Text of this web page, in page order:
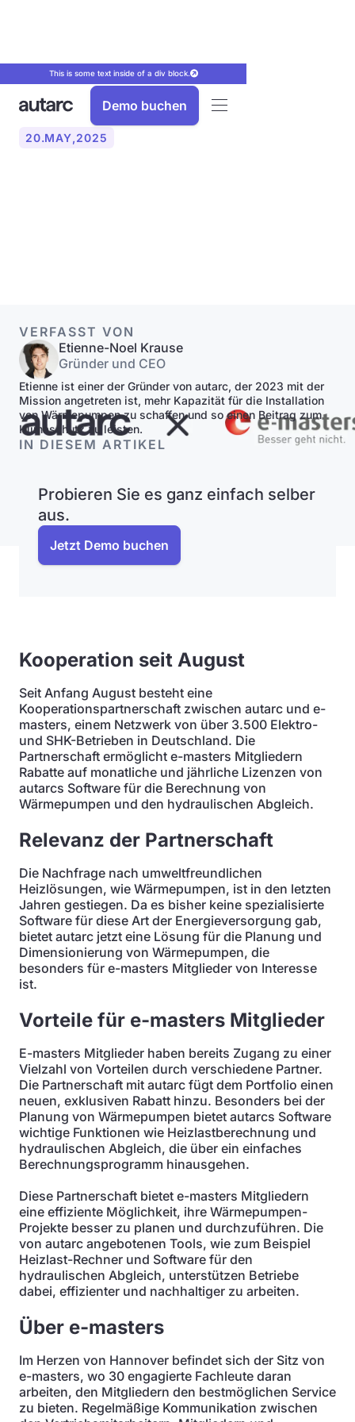
This is some text inside of a div block.
Demo buchen
20.MAY,2025
VERFASST VON
Etienne-Noel Krause
Gründer und CEO
Etienne ist einer der Gründer von autarc, der 2023 mit der
Mission angetreten ist, mehr Kapazität für die Installation
von Wärmepumpen zu schaffen und so einen Beitrag zum
Klimaschutz zu leisten.
IN DIESEM ARTIKEL
Probieren Sie es ganz einfach selber
aus.
Jetzt Demo buchen
Kooperation seit August
Seit Anfang August besteht eine
Kooperationspartnerschaft zwischen autarc und e-
masters, einem Netzwerk von über 3.500 Elektro-
und SHK-Betrieben in Deutschland. Die
Partnerschaft ermöglicht e-masters Mitgliedern
Rabatte auf monatliche und jährliche Lizenzen von
autarcs Software für die Berechnung von
Wärmepumpen und den hydraulischen Abgleich.
Relevanz der Partnerschaft
Die Nachfrage nach umweltfreundlichen
Heizlösungen, wie Wärmepumpen, ist in den letzten
Jahren gestiegen. Da es bisher keine spezialisierte
Software für diese Art der Energieversorgung gab,
bietet autarc jetzt eine Lösung für die Planung und
Dimensionierung von Wärmepumpen, die
besonders für e-masters Mitglieder von Interesse
ist.
Vorteile für e-masters Mitglieder
E-masters Mitglieder haben bereits Zugang zu einer
Vielzahl von Vorteilen durch verschiedene Partner.
Die Partnerschaft mit autarc fügt dem Portfolio einen
neuen, exklusiven Rabatt hinzu. Besonders bei der
Planung von Wärmepumpen bietet autarcs Software
wichtige Funktionen wie Heizlastberechnung und
hydraulischen Abgleich, die über ein einfaches
Berechnungsprogramm hinausgehen.
Diese Partnerschaft bietet e-masters Mitgliedern
eine effiziente Möglichkeit, ihre Wärmepumpen-
Projekte besser zu planen und durchzuführen. Die
von autarc angebotenen Tools, wie zum Beispiel
Heizlast-Rechner und Software für den
hydraulischen Abgleich, unterstützen Betriebe
dabei, effizienter und nachhaltiger zu arbeiten.
Über e-masters
Im Herzen von Hannover befindet sich der Sitz von
e-masters, wo 30 engagierte Fachleute daran
arbeiten, den Mitgliedern den bestmöglichen Service
zu bieten. Regelmäßige Kommunikation zwischen